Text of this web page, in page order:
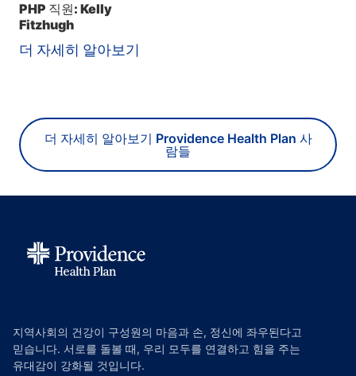
PHP 직원: Kelly
Fitzhugh
더 자세히 알아보기
더 자세히 알아보기 Providence Health Plan 사
람들
지역사회의 건강이 구성원의 마음과 손, 정신에 좌우된다고
믿습니다. 서로를 돌볼 때, 우리 모두를 연결하고 힘을 주는
유대감이 강화될 것입니다.